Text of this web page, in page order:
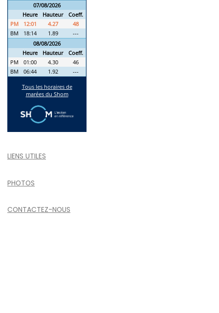
LIENS UTILES
PHOTOS
CONTACTEZ-NOUS